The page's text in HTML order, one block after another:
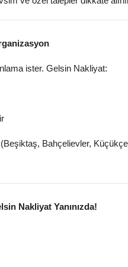
ister. Gelsin Nakliyat:
Bahçelievler,
Nakliyat Yanınızda!